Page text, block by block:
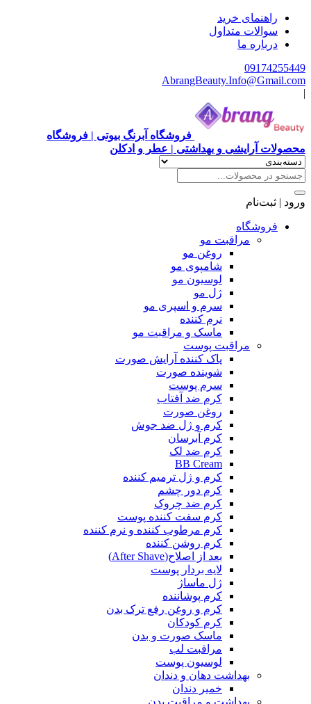
خرید
متداول
ما
فروشگاه آبرنگ بیوتی | فروشگاه
آرایشی و بهداشتی | عطر و ادکلن
مراقبت مو
روغن مو
شامپوی مو
لوسیون مو
سرم و اسپری مو
نرم کننده
ماسک و مراقبت مو
مراقبت پوست
پاک کننده آرایش صورت
شوینده صورت
سرم پوست
کرم ضد آفتاب
روغن صورت
کرم و ژل ضد جوش
کرم آبرسان
کرم ضد لک
BB Cream
کرم و ژل ترمیم کننده
کرم دور چشم
کرم ضد چروک
کرم سفت کننده پوست
کرم مرطوب کننده و نرم کننده
کرم روشن کننده
بعد از اصلاح(After Shave)
لایه بردار پوست
ژل ماساژ
کرم پوشاننده
کرم و روغن رفع ترک بدن
کرم کودکان
ماسک صورت و بدن
مراقبت لب
لوسیون پوست
بهداشت دهان و دندان
خمیر دندان
بهداشت و مراقبت بدن